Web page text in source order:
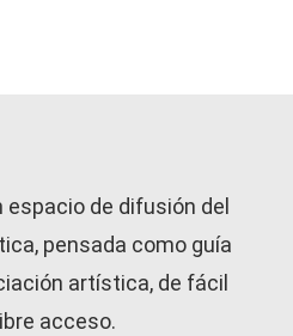
de difusión del
pensada como guía
artística, de fácil
acceso.